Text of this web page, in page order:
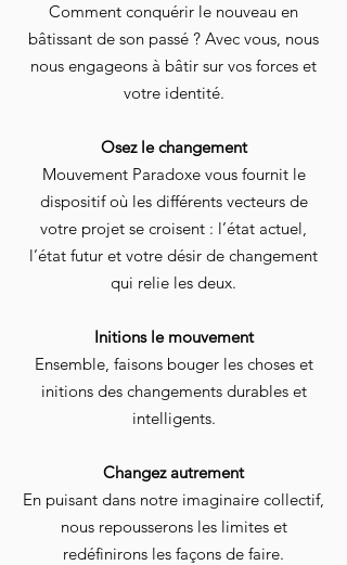
Comment conquérir le nouveau en
bâtissant de son passé ? Avec vous, nous
nous engageons à bâtir sur vos forces et
votre identité.
Osez le changement
Mouvement Paradoxe vous fournit le
dispositif où les différents vecteurs de
votre projet se croisent : l’état actuel,
l’état futur et votre désir de changement
qui relie les deux.
Initions le mouvement
Ensemble, faisons bouger les choses et
initions des changements durables et
intelligents.
Changez autrement
En puisant dans notre imaginaire collectif,
nous repousserons les limites et
redéfinirons les façons de faire.